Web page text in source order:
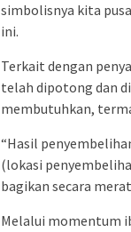
simbolisnya kita
ini.
Terkait dengan
telah dipotong dan
membutuhkan,
“Hasil
(lokasi
bagikan secara
Melalui momentum